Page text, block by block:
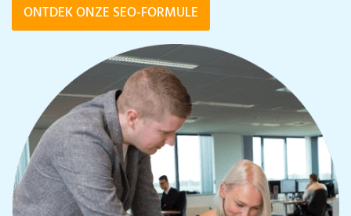
ONTDEK ONZE SEO-FORMULE